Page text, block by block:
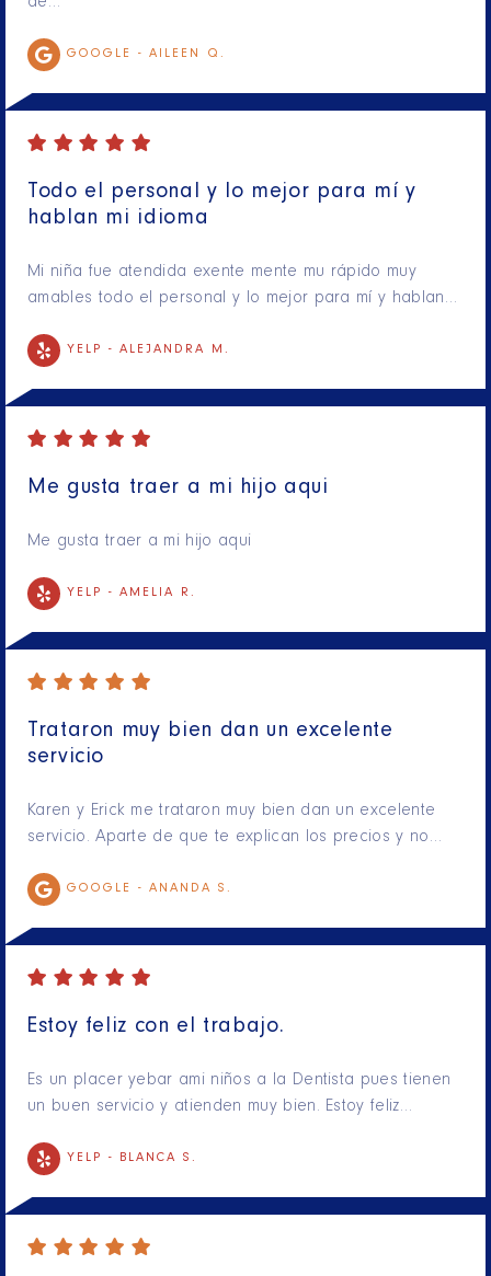
de…
GOOGLE - AILEEN Q.
Todo el personal y lo mejor para mí y
hablan mi idioma
Mi niña fue atendida exente mente mu rápido muy
amables todo el personal y lo mejor para mí y hablan…
YELP - ALEJANDRA M.
Me gusta traer a mi hijo aqui
Me gusta traer a mi hijo aqui
YELP - AMELIA R.
Trataron muy bien dan un excelente
servicio
Karen y Erick me trataron muy bien dan un excelente
servicio. Aparte de que te explican los precios y no…
GOOGLE - ANANDA S.
Estoy feliz con el trabajo.
Es un placer yebar ami niños a la Dentista pues tienen
un buen servicio y atienden muy bien. Estoy feliz…
YELP - BLANCA S.